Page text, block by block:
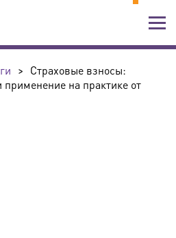
> Страховые взносы:
применение на практике от